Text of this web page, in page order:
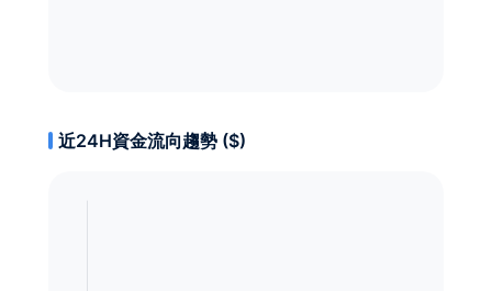
近24H資金流向趨勢 ($)